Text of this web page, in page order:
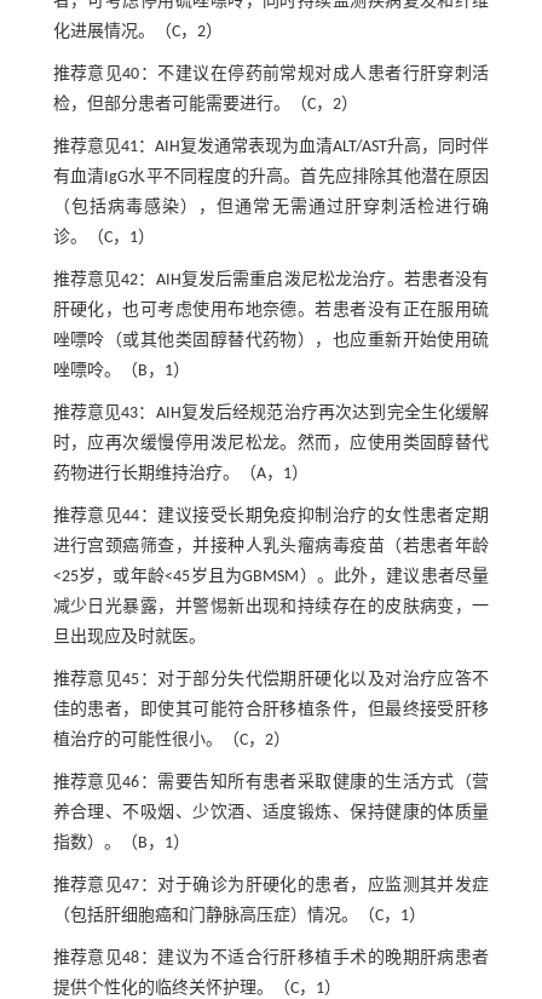
化进展情况。（C，2）
推荐意见40：不建议在停药前常规对成人患者行肝穿刺活
检，但部分患者可能需要进行。（C，2）
推荐意见41：AIH复发通常表现为血清ALT/AST升高，同时伴
有血清IgG水平不同程度的升高。首先应排除其他潜在原因
（包括病毒感染），但通常无需通过肝穿刺活检进行确
诊。（C，1）
推荐意见42：AIH复发后需重启泼尼松龙治疗。若患者没有
肝硬化，也可考虑使用布地奈德。若患者没有正在服用硫
唑嘌呤（或其他类固醇替代药物），也应重新开始使用硫
唑嘌呤。（B，1）
推荐意见43：AIH复发后经规范治疗再次达到完全生化缓解
时，应再次缓慢停用泼尼松龙。然而，应使用类固醇替代
药物进行长期维持治疗。（A，1）
推荐意见44：建议接受长期免疫抑制治疗的女性患者定期
进行宫颈癌筛查，并接种人乳头瘤病毒疫苗（若患者年龄
<25岁，或年龄<45岁且为GBMSM）。此外，建议患者尽量
减少日光暴露，并警惕新出现和持续存在的皮肤病变，一
旦出现应及时就医。
推荐意见45：对于部分失代偿期肝硬化以及对治疗应答不
佳的患者，即使其可能符合肝移植条件，但最终接受肝移
植治疗的可能性很小。（C，2）
推荐意见46：需要告知所有患者采取健康的生活方式（营
养合理、不吸烟、少饮酒、适度锻炼、保持健康的体质量
指数）。（B，1）
推荐意见47：对于确诊为肝硬化的患者，应监测其并发症
（包括肝细胞癌和门静脉高压症）情况。（C，1）
推荐意见48：建议为不适合行肝移植手术的晚期肝病患者
提供个性化的临终关怀护理。（C，1）